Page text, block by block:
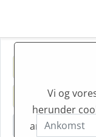
Vi og
herunder
annoncer,